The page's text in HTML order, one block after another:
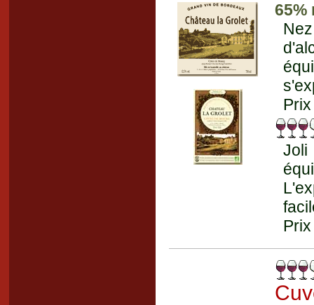
65%
Joli